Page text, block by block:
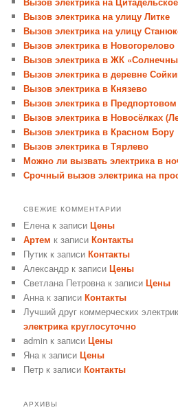
Вызов электрика на улицу Литке
Вызов электрика на улицу
Вызов электрика в Новогорелово
Вызов электрика в ЖК
Вызов электрика в деревне
Вызов электрика в Князево
Вызов электрика в Предпортовом
Вызов электрика в Новосёлках
Вызов электрика в Красном Бору
Вызов электрика в Тярлево
Можно ли вызвать электрика в
Срочный вызов электрика на
СВЕЖИЕ КОММЕНТАРИИ
Елена к записиЦены
Артем к записиКонтакты
Путик к записиКонтакты
Александр к записиЦены
Светлана Петровна к записиЦены
Анна к записиКонтакты
Лучший друг коммерческих
электрика круглосуточно
admin к записиЦены
Яна к записиЦены
Петр к записиКонтакты
АРХИВЫ